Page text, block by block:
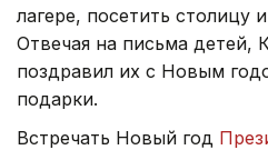
лагере, посетить столицу
Отвечая на письма детей,
поздравил их с Новым
подарки.
Встречать Новый год